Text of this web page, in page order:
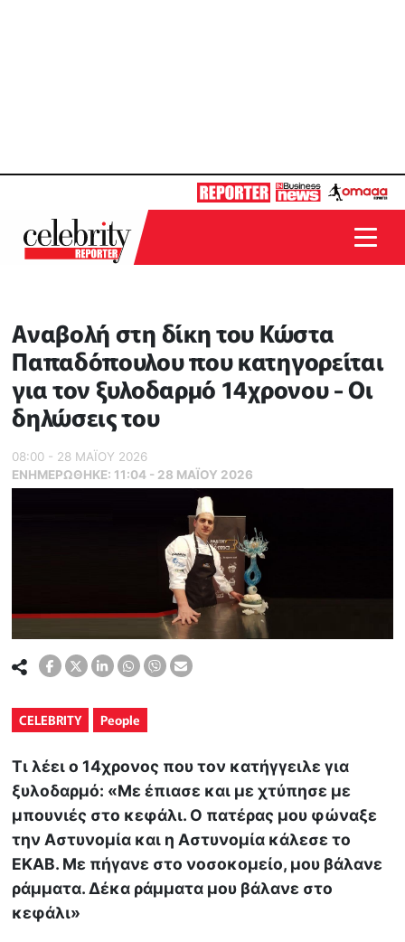
Αναβολή στη δίκη του Κώστα
Παπαδόπουλου που κατηγορείται
για τον ξυλοδαρμό 14χρονου - Οι
δηλώσεις του
08:00 - 28 ΜΑΪ́ΟΥ 2026
ΕΝΗΜΕΡΏΘΗΚΕ: 11:04 - 28 ΜΑΪ́ΟΥ 2026
CELEBRITY People
Τι λέει ο 14χρονος που τον κατήγγειλε για
ξυλοδαρμό: «Με έπιασε και με χτύπησε με
μπουνιές στο κεφάλι. O πατέρας μου φώναξε
την Αστυνομία και η Αστυνομία κάλεσε το
ΕΚΑΒ. Με πήγανε στο νοσοκομείο, μου βάλανε
ράμματα. Δέκα ράμματα μου βάλανε στο
κεφάλι»